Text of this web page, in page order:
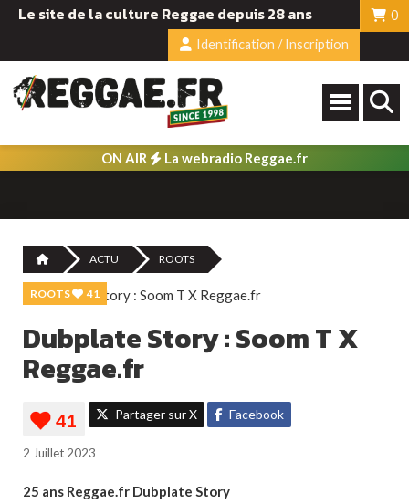
Le site de la culture Reggae depuis 28 ans
0
Identification / Inscription
ON AIR La webradio Reggae.fr
ACTU ROOTS
ROOTS 41
Dubplate Story : Soom T X
Reggae.fr
Partager sur X Facebook
2 Juillet 2023
25 ans Reggae.fr Dubplate Story